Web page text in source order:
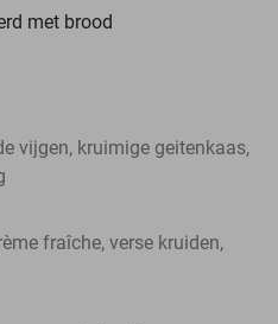
met brood
vijgen, kruimige geitenkaas,
fraîche, verse kruiden,